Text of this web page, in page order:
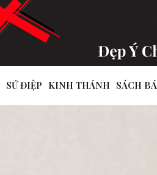
SỨ ĐIỆP KINH THÁNH SÁCH